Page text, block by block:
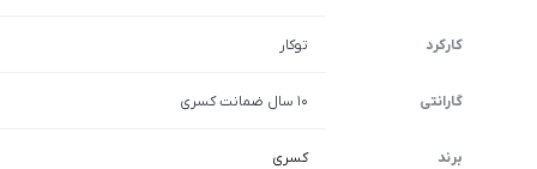
کارکرد توکار
گارانتی 10 سال ضمانت کسری
برند کسری